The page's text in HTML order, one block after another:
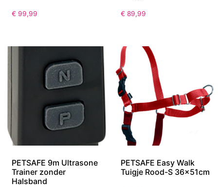
€ 99,99 € 89,99
PETSAFE 9m Ultrasone
Trainer zonder
Halsband
PETSAFE Easy Walk
Tuigje Rood-S 36x51cm